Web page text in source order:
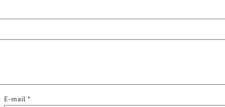
E-mail *